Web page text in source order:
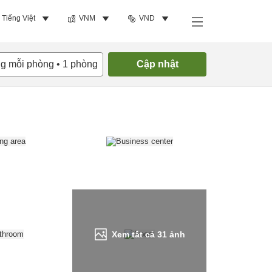
Tiếng Việt VNM VND
mỗi phòng • 1 phòng Cập nhật
Xem tất cả31 ảnh
Tìm phòng trống